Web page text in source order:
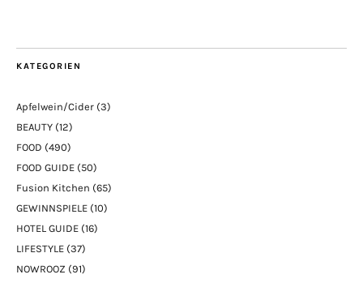
KATEGORIEN
Apfelwein/Cider (3)
BEAUTY (12)
FOOD (490)
FOOD GUIDE (50)
Fusion Kitchen (65)
GEWINNSPIELE (10)
HOTEL GUIDE (16)
LIFESTYLE (37)
NOWROOZ (91)